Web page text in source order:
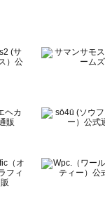
ィーズブルー）の一覧
ィー）の一覧